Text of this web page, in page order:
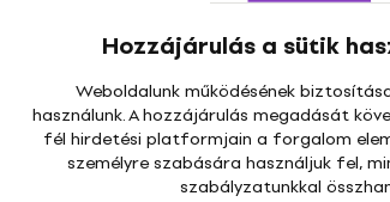
Hozzájárulás a sütik
Weboldalunk működésének
használunk. A hozzájárulás megadását
fél hirdetési platformjain a forgalom
személyre szabására használjuk fel,
szabályzatunkkal
30 napig Ingyenes szállítás59